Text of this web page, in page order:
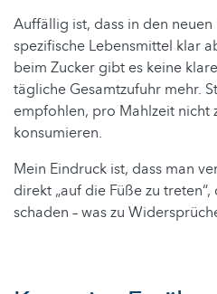
Auffällig ist, dass in den neuen
spezifische Lebensmittel klar
beim Zucker gibt es keine
tägliche Gesamtzufuhr mehr.
empfohlen, pro Mahlzeit nicht
konsumieren.
Mein Eindruck ist, dass man
direkt „auf die Füße zu
schaden – was zu